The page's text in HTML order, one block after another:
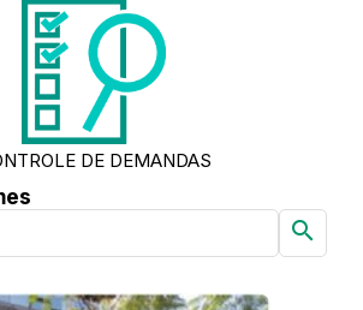
DE DEMANDAS
search